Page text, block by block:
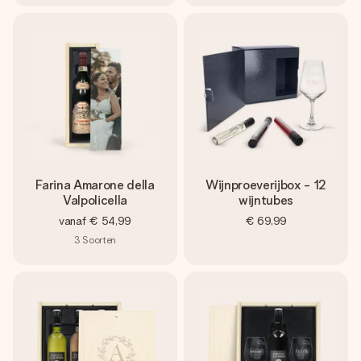
Farina Amarone della
Valpolicella
vanaf € 54,99
3 Soorten
Wijnproeverijbox - 12
wijntubes
€ 69,99